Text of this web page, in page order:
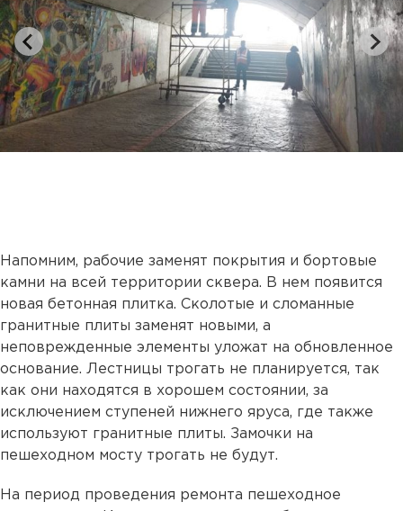
Напомним, рабочие заменят покрытия и бортовые
камни на всей территории сквера. В нем появится
новая бетонная плитка. Сколотые и сломанные
гранитные плиты заменят новыми, а
неповрежденные элементы уложат на обновленное
основание. Лестницы трогать не планируется, так
как они находятся в хорошем состоянии, за
исключением ступеней нижнего яруса, где также
используют гранитные плиты. Замочки на
пешеходном мосту трогать не будут.
На период проведения ремонта пешеходное